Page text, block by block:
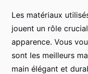
Les matériaux
jouent un rôle
apparence. Vous
sont les meilleurs
main élégant et